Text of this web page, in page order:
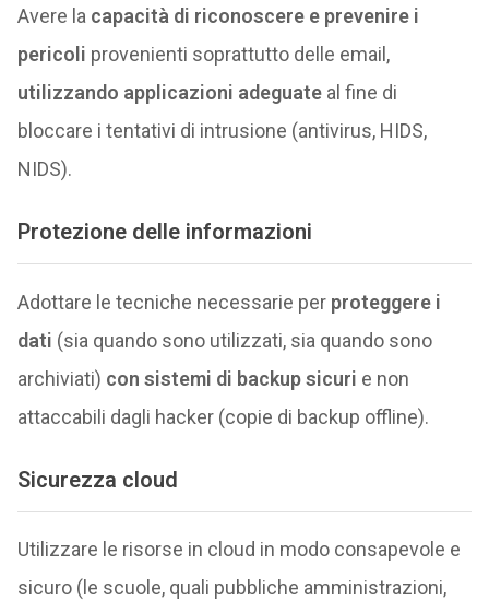
Avere la capacità di riconoscere e prevenire i
pericoli provenienti soprattutto delle email,
utilizzando applicazioni adeguateal fine di
bloccare i tentativi di intrusione (antivirus, HIDS,
NIDS).
Protezione delle informazioni
Adottare le tecniche necessarie per proteggere i
dati (sia quando sono utilizzati, sia quando sono
archiviati) con sistemi di backup sicuri e non
attaccabili dagli hacker (copie di backup offline).
Sicurezza cloud
Utilizzare le risorse in cloud in modo consapevole e
sicuro (le scuole, quali pubbliche amministrazioni,